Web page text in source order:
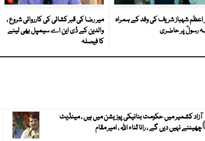
اعظم شہباز شریف کی وفد کے ہمراہ
رسولؐ پر حاضری
میر رضا کی قبر کشائی کی کارروائی شروع ،
والدین کے ڈی این اے سیمپل بھی لینے
کا فیصلہ
آزاد کشمیر میں حکومت بنانیکی پوزیشن میں ہیں ، مینڈیٹ
چھیننے نہیں دیں گے ، رانا ثناء اللہ ، امیر مقام